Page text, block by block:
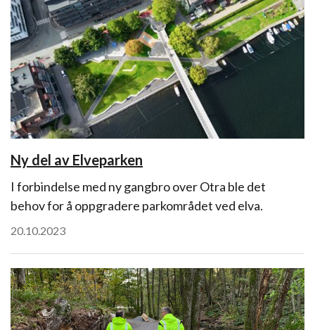
Ny del av Elveparken
I forbindelse med ny gangbro over Otra ble det
behov for å oppgradere parkområdet ved elva.
20.10.2023